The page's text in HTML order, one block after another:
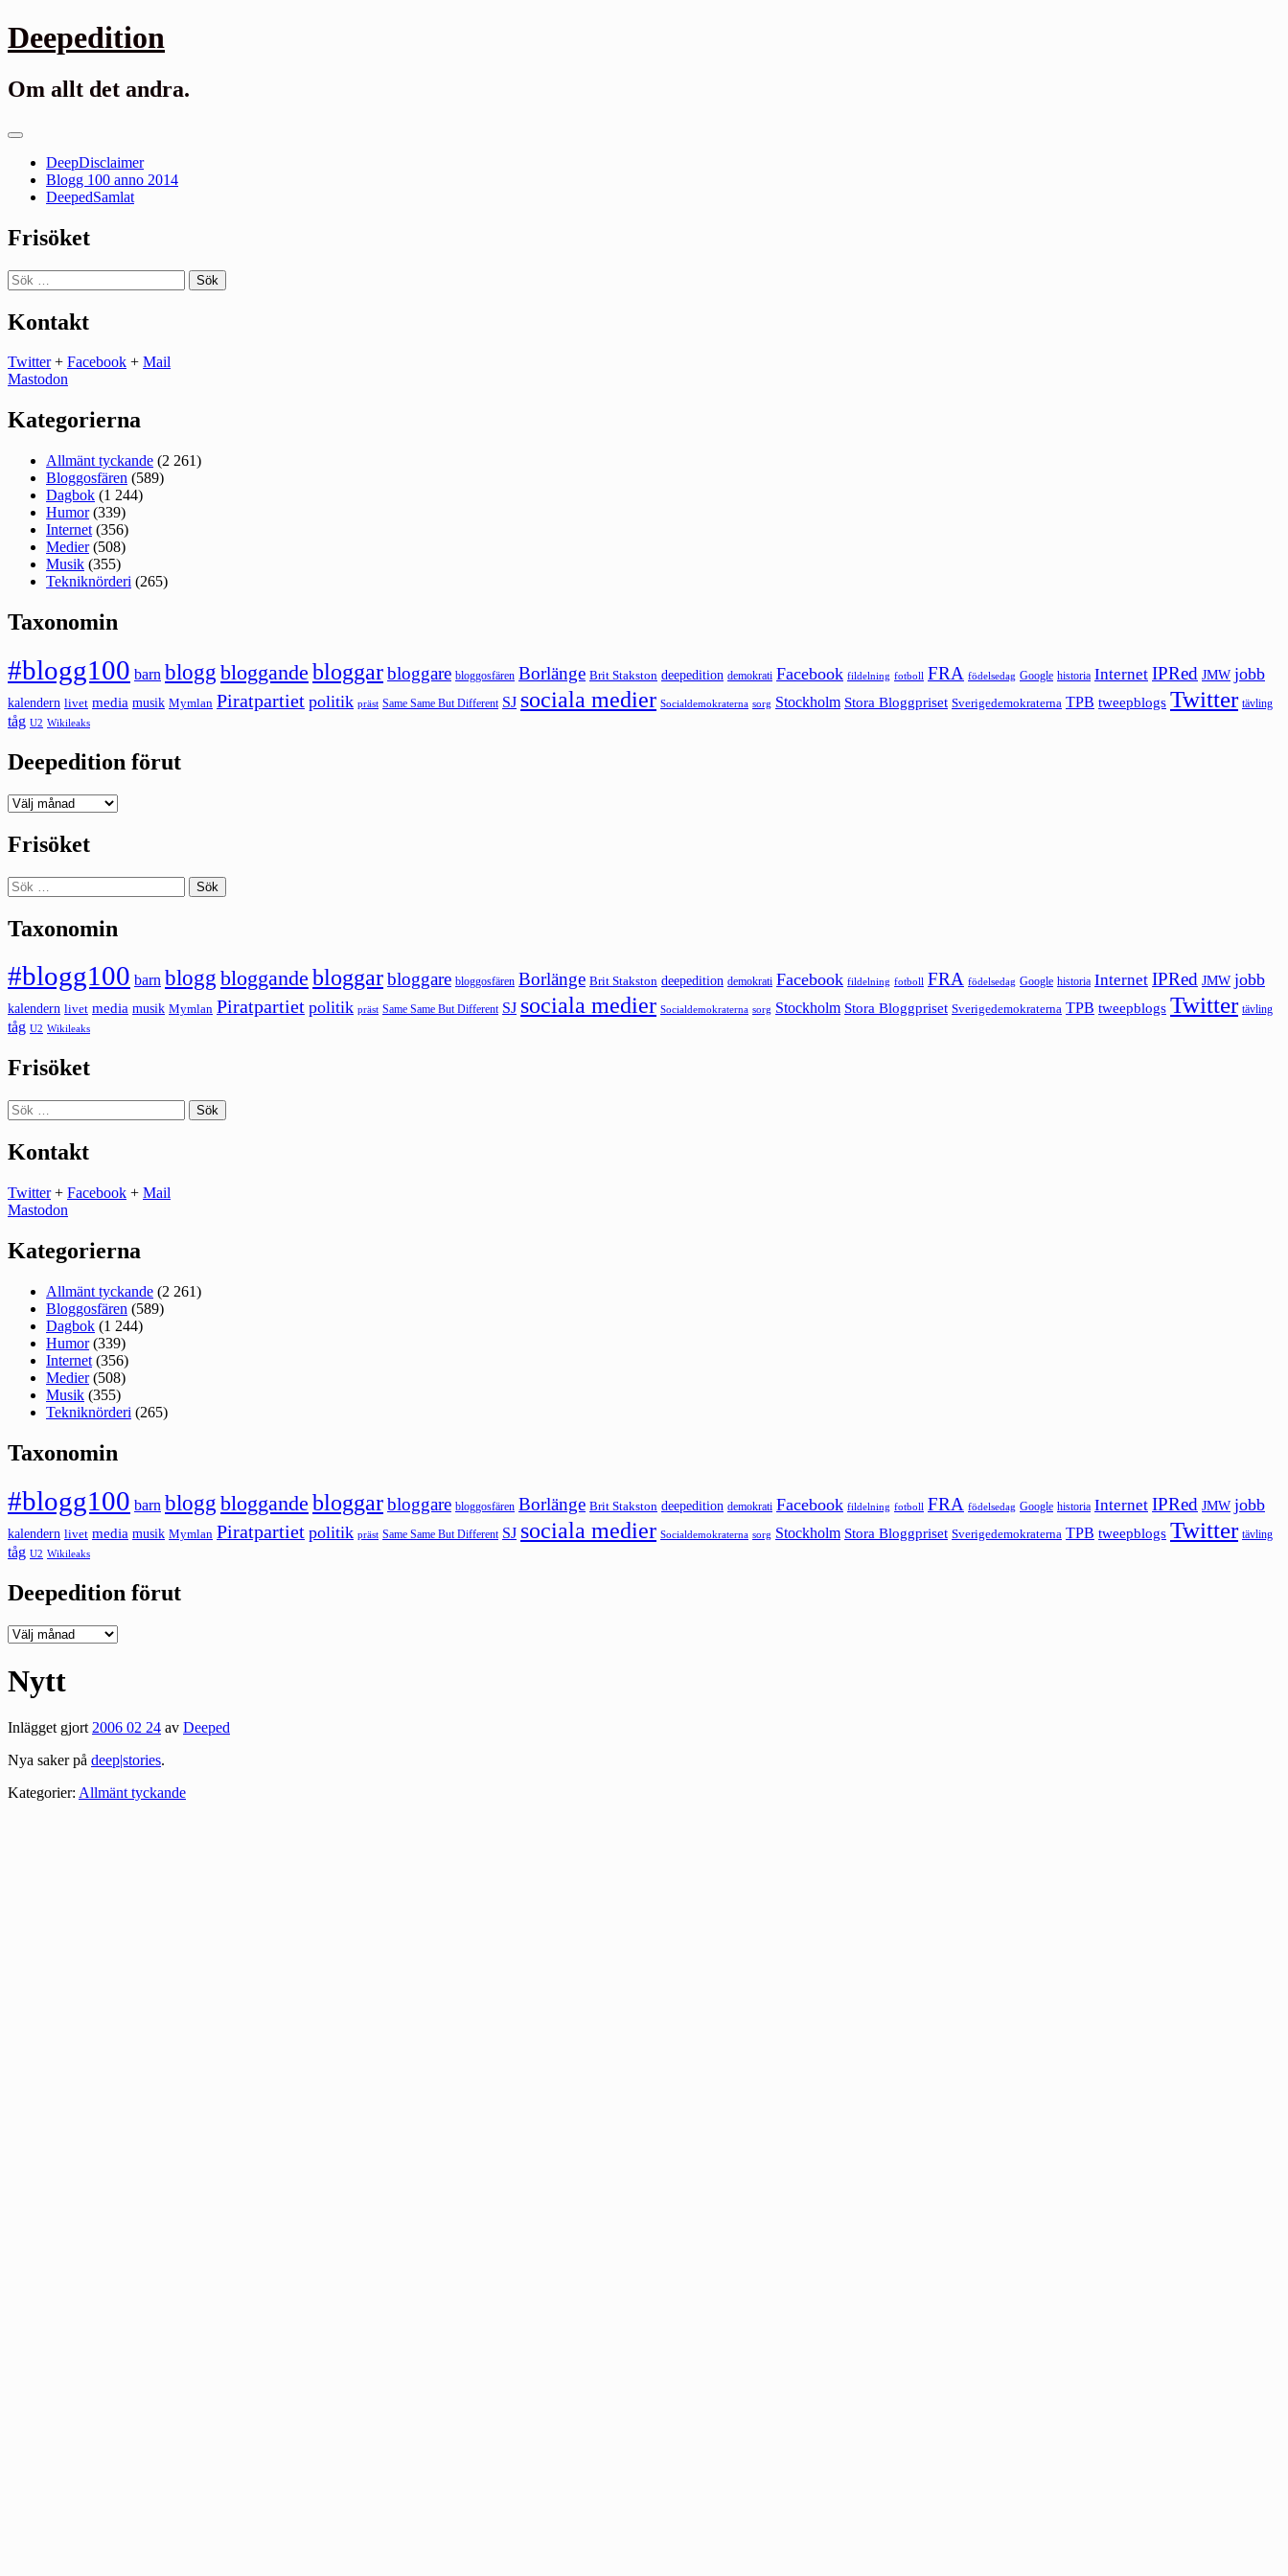
Gå
till
Deepedition
Om allt det andra.
Primär
DeepDisclaimer
Blogg 100 anno 2014
DeepedSamlat
Frisöket
Sök
efter:
Kontakt
Twitter+ Facebook + Mail
Mastodon
Kategorierna
Allmänt tyckande (2 261)
Bloggosfären (589)
Dagbok (1 244)
Humor(339)
Internet (356)
Medier(508)
Musik (355)
Tekniknörderi (265)
Taxonomin
#blogg100 barn blogg bloggande bloggarbloggare bloggosfären Borlänge Brit Stakston deepedition demokrati Facebook fildelning fotboll FRA födelsedag Google historia Internet IPRed JMW jobb
kalendern livet media musik Mymlan Piratpartiet politik präst Same Same But Different SJ sociala medier Socialdemokraterna sorg Stockholm Stora Bloggpriset Sverigedemokraterna TPB tweepblogs Twitter tävling
tåg U2 Wikileaks
Deepedition förut
Deepedition
Frisöket
Sök
efter:
Taxonomin
#blogg100 barn blogg bloggande bloggarbloggare bloggosfären Borlänge Brit Stakston deepedition demokrati Facebook fildelning fotboll FRA födelsedag Google historia Internet IPRed JMW jobb
kalendern livet media musik Mymlan Piratpartiet politik präst Same Same But Different SJ sociala medier Socialdemokraterna sorg Stockholm Stora Bloggpriset Sverigedemokraterna TPB tweepblogs Twitter tävling
tåg U2 Wikileaks
Frisöket
Sök
efter:
Kontakt
Twitter+ Facebook + Mail
Mastodon
Kategorierna
Allmänt tyckande (2 261)
Bloggosfären (589)
Dagbok (1 244)
Humor(339)
Internet (356)
Medier(508)
Musik (355)
Tekniknörderi (265)
Taxonomin
#blogg100 barn blogg bloggande bloggarbloggare bloggosfären Borlänge Brit Stakston deepedition demokrati Facebook fildelning fotboll FRA födelsedag Google historia Internet IPRed JMW jobb
kalendern livet media musik Mymlan Piratpartiet politik präst Same Same But Different SJ sociala medier Socialdemokraterna sorg Stockholm Stora Bloggpriset Sverigedemokraterna TPB tweepblogs Twitter tävling
tåg U2 Wikileaks
Deepedition förut
Deepedition
Nytt
Inlägget gjort2006 02 24 av Deeped
Nya saker på deep|stories.
Kategorier: Allmänt tyckande